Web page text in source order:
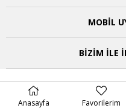
MOBİL
BİZİM İLE
Anasayfa Favorilerim